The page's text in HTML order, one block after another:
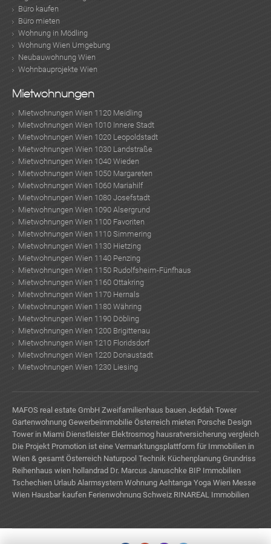
Büro kaufen
Büro mieten
Wohnung in Mödling
Wohnung Wien Umgebung
Neubauwohnung Wien
Wohnbauprojekte Wien
Mietwohnungen
Mietwohnungen Wien 1120 Meidling
Mietwohnungen Wien 1010 Innere Stadt
Mietwohnungen Wien 1020 Leopoldstadt
Mietwohnungen Wien 1030 Landstraße
Mietwohnungen Wien 1040 Wieden
Mietwohnungen Wien 1050 Margareten
Mietwohnungen Wien 1060 Mariahilf
Mietwohnungen Wien 1080 Josefstadt
Mietwohnungen Wien 1090 Alsergrund
Mietwohnungen Wien 1100 Favoriten
Mietwohnungen Wien 1110 Simmering
Mietwohnungen Wien 1130 Hietzing
Mietwohnungen Wien 1140 Penzing
Mietwohnungen Wien 1150 Rudolfsheim-Fünfhaus
Mietwohnungen Wien 1160 Ottakring
Mietwohnungen Wien 1170 Hernals
Mietwohnungen Wien 1180 Währing
Mietwohnungen Wien 1190 Döbling
Mietwohnungen Wien 1200 Brigittenau
Mietwohnungen Wien 1210 Floridsdorf
Mietwohnungen Wien 1220 Donaustadt
Mietwohnungen Wien 1230 Liesing
MAFOS real estate GmbH Zweifamilienhaus bauen Jeddah Tower
Gartenwohnung Gewerbeimmobilie Österreich mieten Porsche Design
Tower in Miami Dienstleister Elektrosmog hausratversicherung vergleich
Die Projekt Promotion ist eine Vermarktungsplattform für Immobilien in
Wien & gesamt Österreich Naturpool Technik Küchenplanung Grundriss
Reihenhaus wien hollandrad Dr. Marcus Januschke BIP Immobilien
Tschechien Urlaub Alarmsystem Wohnung Ashtanga Yoga Wien Messe
Wien Hausbar kaufen Ferienwohnung Schweiz RINAREAL Immobilien